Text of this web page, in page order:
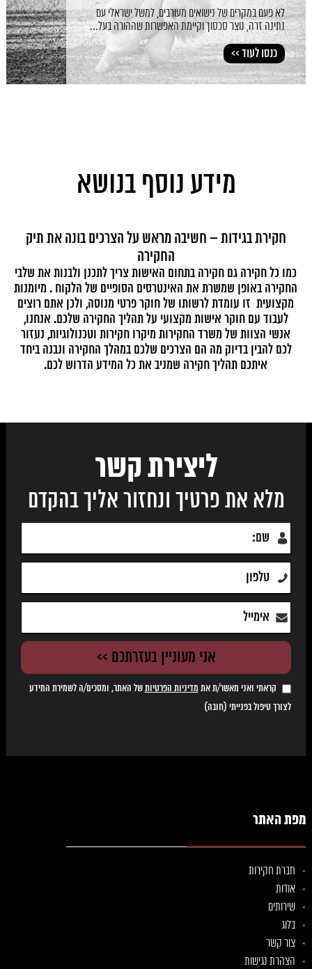
לא פעם במקרים של נישואים מעורבים, למשל ישראלי עם
נתינה זרה, נוצר סכסוך וקיימת האפשרות שההורה בעל...
כנסו לעוד >>
מידע נוסף בנושא
חקירת בגידות – חשיבה מראש על הצרכים בונה את תיק
החקירה
כמו כל חקירה גם חקירה בתחום האישות צריך לתכנן ולבנות את שלבי
החקירה באופן שמשרת את האינטרסים הסופיים של הלקוח . מיומנות
מקצועית זו עומדת לרשותו של חוקר פרטי מנוסה, ולכן אתם רוצים
לעבוד עם חוקר אישות מקצועי על תהליך החקירה שלכם. אנחנו,
אנשי הצוות של משרד החקירות מיקרו חקירות וטכנולוגיות, נעזור
לכם להבין בדיוק מה הם הצרכים שלכם במהלך החקירה ונבנה ביחד
איתכם תהליך חקירה שמניב את כל המידע הדרוש לכם.
ליצירת קשר
מלא את פרטיך ונחזור אליך בהקדם
קראתי ואני מאשר/ת את מדיניות הפרטיותשל האתר, ומסכים/ה לשמירת המידע
לצורך טיפול בפנייתי (חובה)
מפת האתר
חברת חקירות
אודות
שירותים
בלוג
צור קשר
הצהרת נגישות